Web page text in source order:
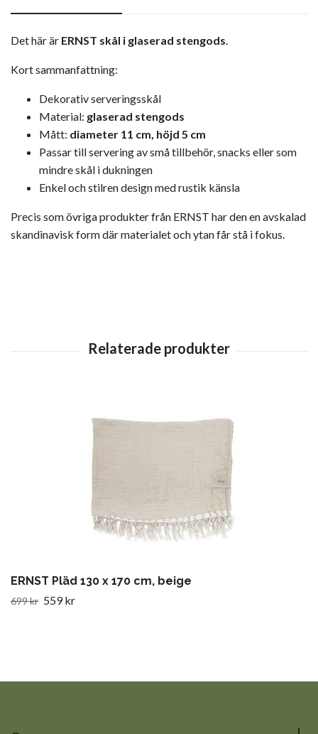
Det här är ERNST skål i glaserad stengods.
Kort sammanfattning:
Dekorativ serveringsskål
Material: glaserad stengods
Mått: diameter 11 cm, höjd 5 cm
Passar till servering av små tillbehör, snacks eller som
mindre skål i dukningen
Enkel och stilren design med rustik känsla
Precis som övriga produkter från ERNST har den en avskalad
skandinavisk form där materialet och ytan får stå i fokus.
ERNST Pläd 130 x 170 cm, beige
699 kr 559 kr